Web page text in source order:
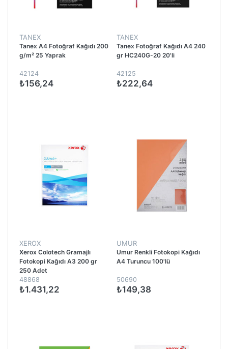
TANEX
Tanex A4 Fotoğraf Kağıdı 200
g/m² 25 Yaprak
42124
₺156,24
TANEX
Tanex Fotoğraf Kağıdı A4 240
gr HC240G-20 20'li
42125
₺222,64
XEROX
Xerox Colotech Gramajlı
Fotokopi Kağıdı A3 200 gr
250 Adet
48868
₺1.431,22
UMUR
Umur Renkli Fotokopi Kağıdı
A4 Turuncu 100'lü
50690
₺149,38